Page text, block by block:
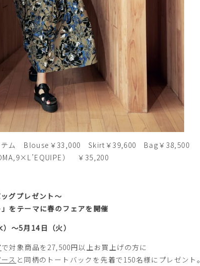
テム Blouse￥33,000 Skirt￥39,600 Bag￥38,500
） ￥35,200
グ​​プレゼント～​​​​​​​​​​
」をテーマに春のフェアを開催
～5月14日（火）
で対象商品を27,500円以上お買上げの方に
ス と同柄のトートバックを先着で150名様にプレゼント